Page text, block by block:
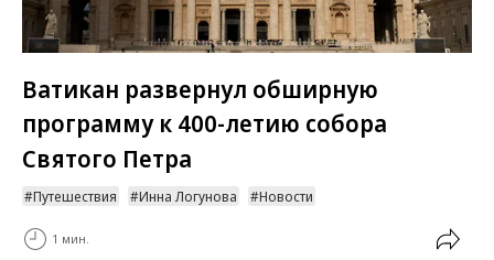
Ватикан развернул обширную
программу к 400-летию собора
Святого Петра
Путешествия Инна Логунова Новости
1 мин.